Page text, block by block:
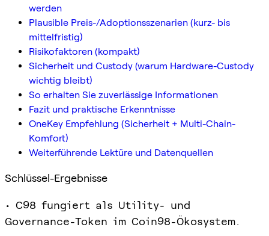
werden
Plausible Preis-/Adoptionsszenarien (kurz- bis
mittelfristig)
Risikofaktoren (kompakt)
Sicherheit und Custody (warum Hardware-Custody
wichtig bleibt)
So erhalten Sie zuverlässige Informationen
Fazit und praktische Erkenntnisse
OneKey Empfehlung (Sicherheit + Multi-Chain-
Komfort)
Weiterführende Lektüre und Datenquellen
Schlüssel-Ergebnisse
• C98 fungiert als Utility- und
Governance-Token im Coin98-Ökosystem.